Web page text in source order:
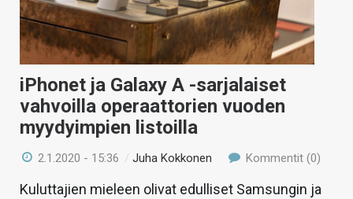
HAKU
iPhonet ja Galaxy A -sarjalaiset
vahvoilla operaattorien vuoden
myydyimpien listoilla
2.1.2020 - 15:36 /Juha Kokkonen Kommentit (0)
Kuluttajien mieleen olivat edulliset Samsungin ja